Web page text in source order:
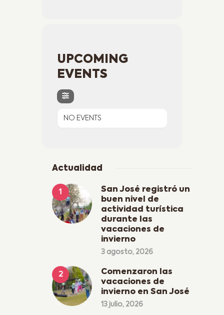
UPCOMING
EVENTS
NO EVENTS
Actualidad
San José registró un
buen nivel de
actividad turística
durante las
vacaciones de
invierno
3 agosto, 2026
Comenzaron las
vacaciones de
invierno en San José
13 julio, 2026